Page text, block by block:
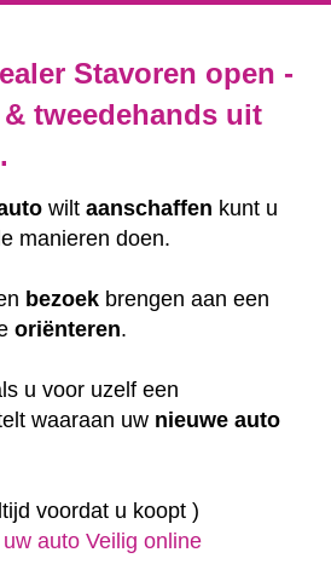
Stavoren open -
tweedehands uit
wilt aanschaffen kunt u
manieren doen.
bezoek brengen aan een
oriënteren.
u voor uzelf een
waaraan uw nieuwe auto
voordat u koopt )
auto Veilig online